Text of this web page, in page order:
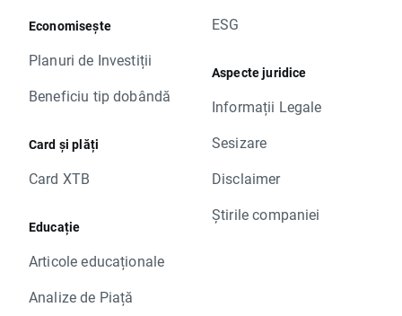
Economisește
Planuri de Investiții
Beneficiu tip dobândă
Card și plăți
Card XTB
Educație
Articole educaționale
Analize de Piață
ESG
Aspecte juridice
Informații Legale
Sesizare
Disclaimer
Știrile companiei